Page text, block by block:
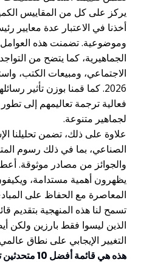
يركز على كل من المقاييس
أخذنا في الاعتبار عدة معايير
وموضوعية. تضمنت هذه
الجماهيرية، كما يتضح من
الاجتماعي، ومبيعات الكتب،
2026. كما قمنا بوزن تأثير
فعالية ترجمة تعاليمهم إلى
لجماهير متنوعة.
علاوة على ذلك، تضمن تحليلنا
الصناعي، بما في ذلك رسوم
والجوائز من مصادر موثوقة.
يظهرون أهمية مستدامة،
المعاصرة مع الحفاظ على
تسمح لنا هذه المنهجية بتقديم
الذين ليسوا فقط بارزين ولكن
التغيير الإيجابي على نطاق
هذه هي قائمة